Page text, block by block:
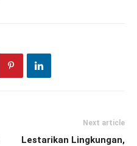
Next article
Lestarikan Lingkungan,